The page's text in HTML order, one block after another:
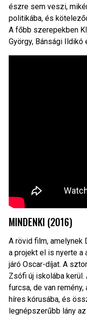
észre sem veszi,
politikába, és
A főbb szerepekben
György, Bánsági Ildikó
MINDENKI (2016)
A rövid film, amelynek
a projekt el is nyerte
járó Oscar-díjat. A
Zsófi új iskolába
furcsa, de van
híres kórusába, és
legnépszerűbb lány